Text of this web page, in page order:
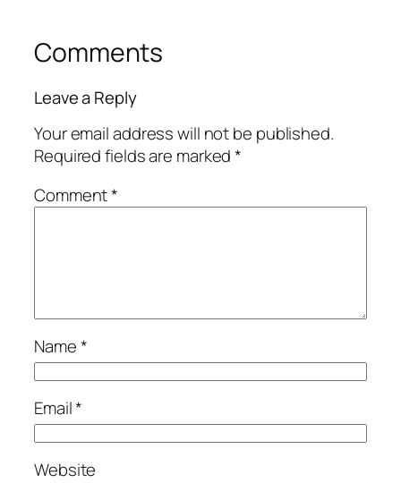
Comments
Leave a Reply
Your email address will not be published.
Required fields are marked*
Comment*
Name*
Email*
Website